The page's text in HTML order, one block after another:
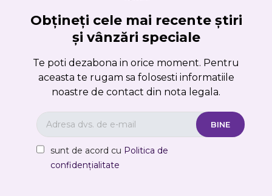
Obțineți cele mai recente știri
și vânzări speciale
Te poti dezabona in orice moment. Pentru
aceasta te rugam sa folosesti informatiile
noastre de contact din nota legala.
sunt de acord cu Politica de
confidențialitate